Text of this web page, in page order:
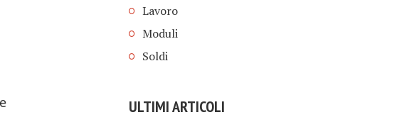
Lavoro
Moduli
Soldi
ULTIMI ARTICOLI